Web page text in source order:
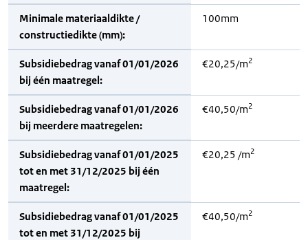
Minimale materiaaldikte /
constructiedikte (mm):
100mm
Subsidiebedrag vanaf 01/01/2026
bij één maatregel:
€20,25/m2
Subsidiebedrag vanaf 01/01/2026
bij meerdere maatregelen:
€40,50/m2
Subsidiebedrag vanaf 01/01/2025
tot en met 31/12/2025 bij één
maatregel:
€20,25 /m2
Subsidiebedrag vanaf 01/01/2025
tot en met 31/12/2025 bij
€40,50/m2